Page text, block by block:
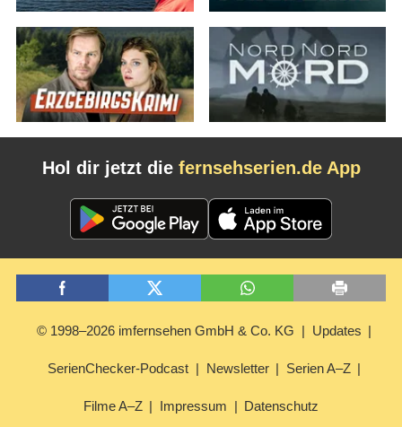
Hol dir jetzt die fernsehserien.de App
© 1998–2026 imfernsehen GmbH & Co. KG Updates
SerienChecker-Podcast Newsletter Serien A–Z
Filme A–Z Impressum Datenschutz